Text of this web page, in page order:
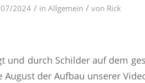
2024 / in Allgemein / von Rick
und durch Schilder auf dem
August der Aufbau unserer